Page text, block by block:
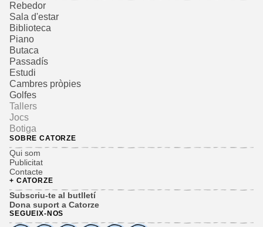
Rebedor
Sala d'estar
Biblioteca
Piano
Butaca
Passadís
Estudi
Cambres pròpies
Golfes
Tallers
Jocs
Botiga
SOBRE CATORZE
Qui som
Publicitat
Contacte
+ CATORZE
Subscriu-te al butlletí
Dona suport a Catorze
SEGUEIX-NOS